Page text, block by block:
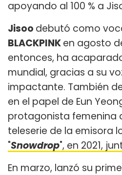
apoyando al 100 % a
Jisoo debutó como
BLACKPINKen agosto
entonces, ha
mundial, gracias a su
impactante. También
en el papel de Eun
protagonista femenina
teleserie de la emisora
"Snowdrop", en 2021,
En marzo, lanzó su